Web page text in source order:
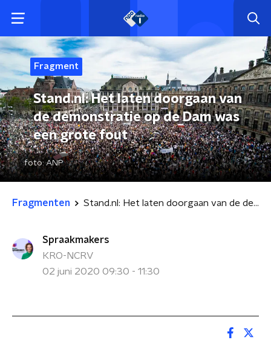
Fragment
Stand.nl: Het laten doorgaan van
de demonstratie op de Dam was
een grote fout
foto:ANP
Fragmenten Stand.nl: Het laten doorgaan van de demonstratie op de Dam was een grote fout
Spraakmakers
KRO-NCRV
02 juni 2020 09:30 - 11:30